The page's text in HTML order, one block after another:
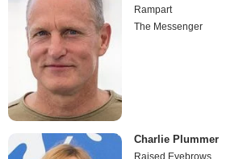
Rampart
The Messenger
Charlie Plummer